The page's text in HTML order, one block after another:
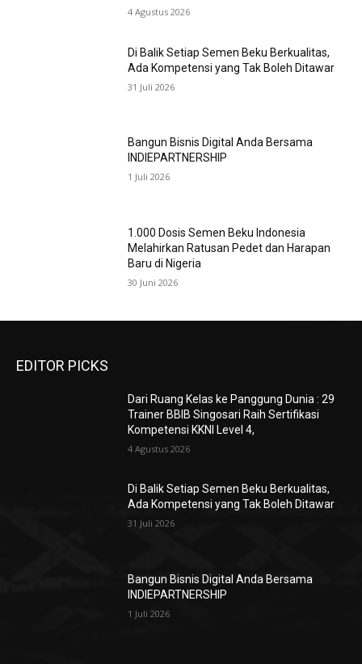
4 Agustus 2026
Di Balik Setiap Semen Beku Berkualitas,
Ada Kompetensi yang Tak Boleh Ditawar
31 Juli 2026
Bangun Bisnis Digital Anda Bersama
INDIEPARTNERSHIP
1 Juli 2026
1.000 Dosis Semen Beku Indonesia
Melahirkan Ratusan Pedet dan Harapan
Baru di Nigeria
30 Juni 2026
EDITOR PICKS
Dari Ruang Kelas ke Panggung Dunia : 29
Trainer BBIB Singosari Raih Sertifikasi
Kompetensi KKNI Level 4,
4 Agustus 2026
Di Balik Setiap Semen Beku Berkualitas,
Ada Kompetensi yang Tak Boleh Ditawar
31 Juli 2026
Bangun Bisnis Digital Anda Bersama
INDIEPARTNERSHIP
1 Juli 2026